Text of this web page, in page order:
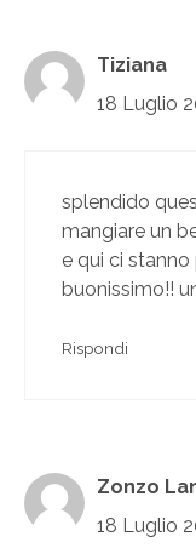
Tiziana
18 Luglio
splendido
mangiare un
e qui ci
buonissimo!!
Rispondi
Zonzo
18 Luglio